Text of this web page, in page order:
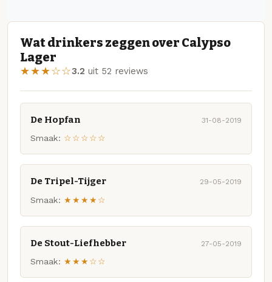
Wat drinkers zeggen over Calypso
Lager
★★★☆☆3.2 uit 52 reviews
De Hopfan 31-08-2019
Smaak: ☆☆☆☆☆
De Tripel-Tijger 29-05-2019
Smaak: ★★★★☆
De Stout-Liefhebber 27-05-2019
Smaak: ★★★☆☆